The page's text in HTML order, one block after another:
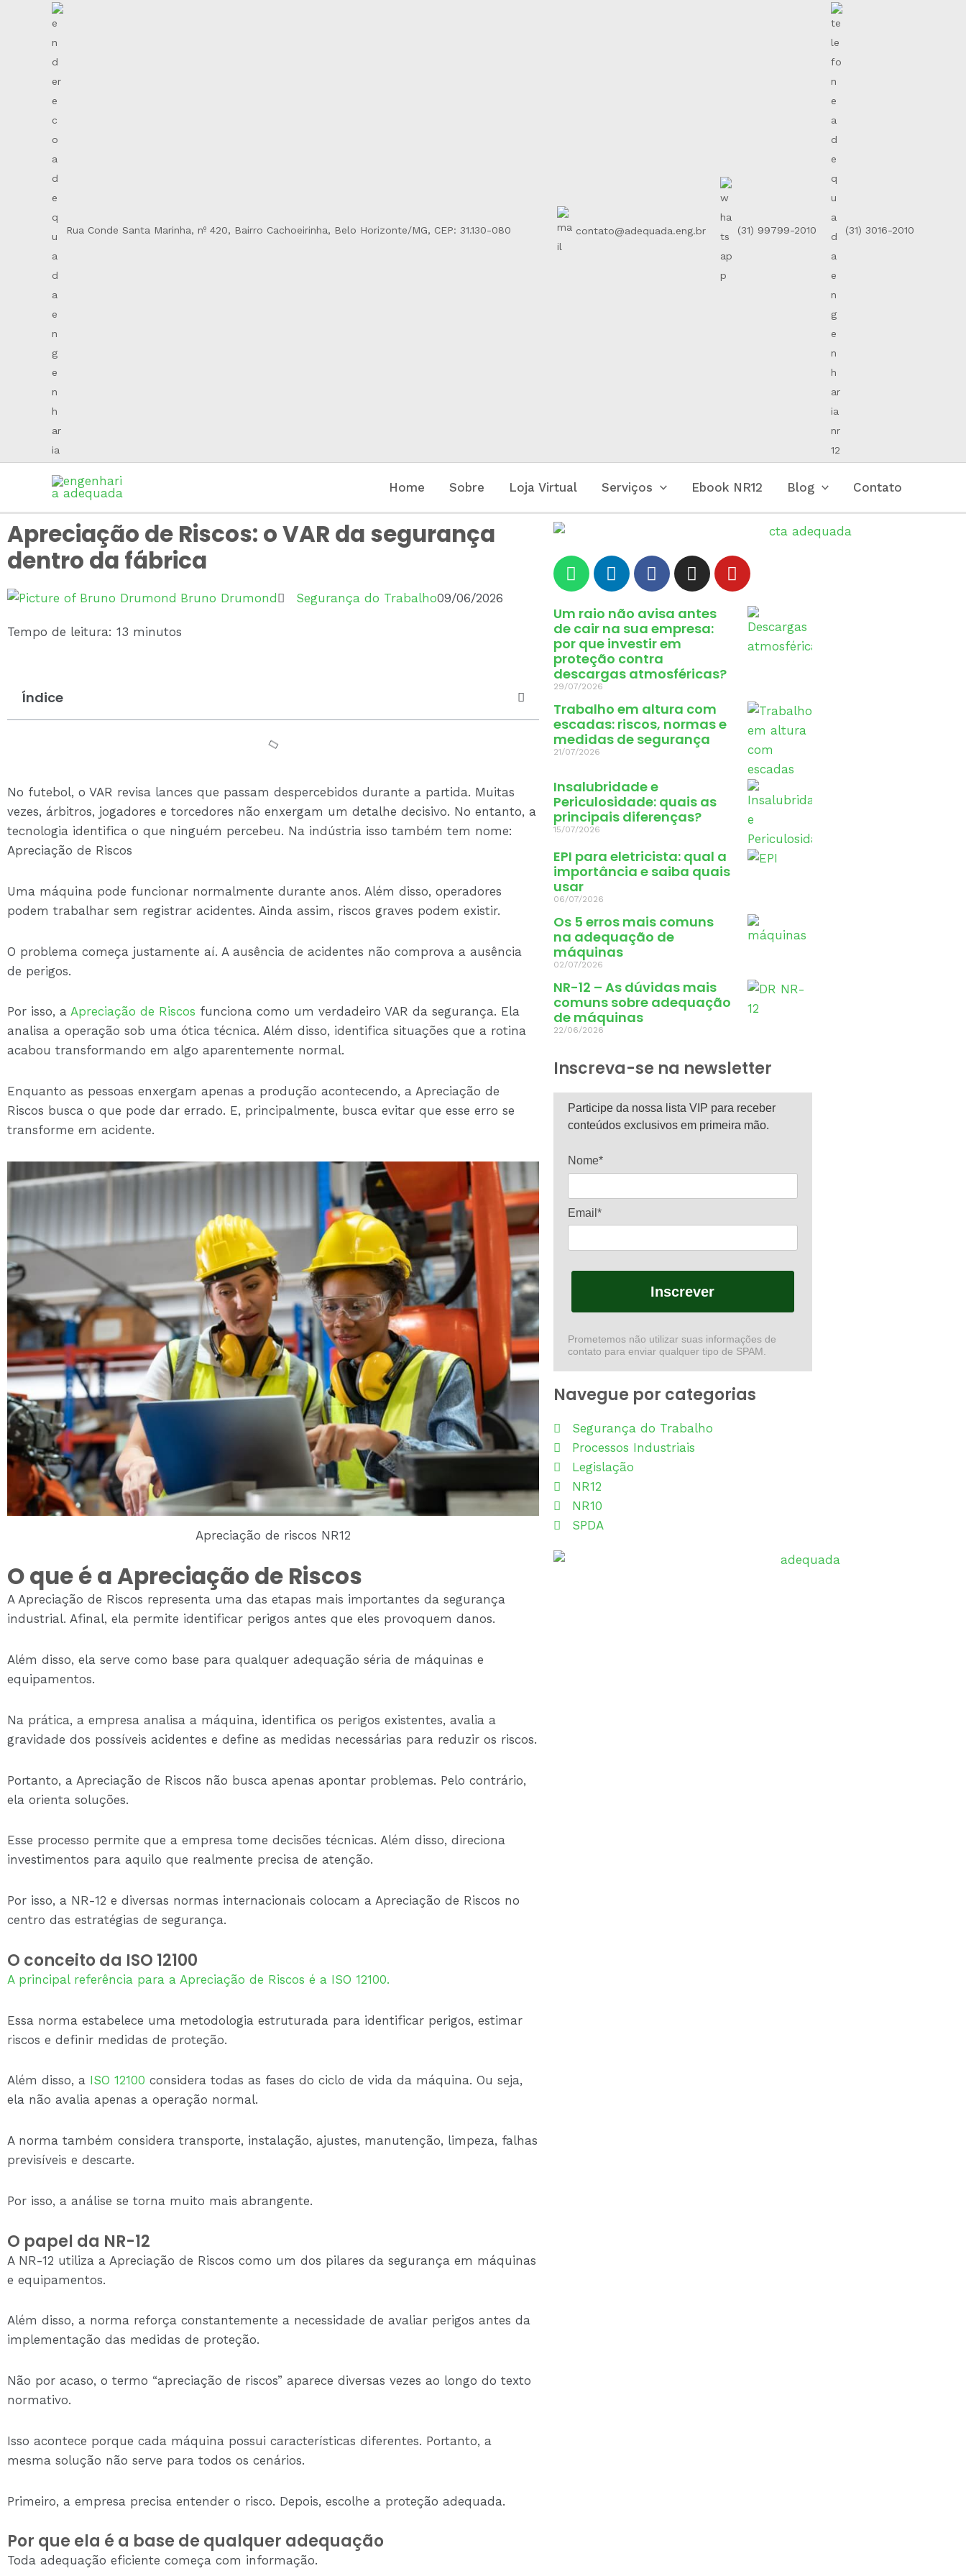
Rua Conde Santa Marinha, nº 420, Bairro Cachoeirinha, Belo Horizonte/MG, CEP: 31.130-080 contato@adequada.eng.br (31) 99799-2010 (31) 3016-2010
Home Sobre Loja Virtual Serviços Ebook NR12 Blog Contato
Apreciação de Riscos: o VAR da segurança
dentro da fábrica
Bruno Drumond Segurança do Trabalho09/06/2026
Tempo de leitura: 13 minutos
Índice
No futebol, o VAR revisa lances que passam despercebidos durante a partida. Muitas
vezes, árbitros, jogadores e torcedores não enxergam um detalhe decisivo. No entanto, a
tecnologia identifica o que ninguém percebeu. Na indústria isso também tem nome:
Apreciação de Riscos
Uma máquina pode funcionar normalmente durante anos. Além disso, operadores
podem trabalhar sem registrar acidentes. Ainda assim, riscos graves podem existir.
O problema começa justamente aí. A ausência de acidentes não comprova a ausência
de perigos.
Por isso, a Apreciação de Riscos funciona como um verdadeiro VAR da segurança. Ela
analisa a operação sob uma ótica técnica. Além disso, identifica situações que a rotina
acabou transformando em algo aparentemente normal.
Enquanto as pessoas enxergam apenas a produção acontecendo, a Apreciação de
Riscos busca o que pode dar errado. E, principalmente, busca evitar que esse erro se
transforme em acidente.
Apreciação de riscos NR12
O que é a Apreciação de Riscos
A Apreciação de Riscos representa uma das etapas mais importantes da segurança
industrial. Afinal, ela permite identificar perigos antes que eles provoquem danos.
Além disso, ela serve como base para qualquer adequação séria de máquinas e
equipamentos.
Na prática, a empresa analisa a máquina, identifica os perigos existentes, avalia a
gravidade dos possíveis acidentes e define as medidas necessárias para reduzir os riscos.
Portanto, a Apreciação de Riscos não busca apenas apontar problemas. Pelo contrário,
ela orienta soluções.
Esse processo permite que a empresa tome decisões técnicas. Além disso, direciona
investimentos para aquilo que realmente precisa de atenção.
Por isso, a NR-12 e diversas normas internacionais colocam a Apreciação de Riscos no
centro das estratégias de segurança.
O conceito da ISO 12100
A principal referência para a Apreciação de Riscos é a ISO 12100.
Essa norma estabelece uma metodologia estruturada para identificar perigos, estimar
riscos e definir medidas de proteção.
Além disso, a ISO 12100 considera todas as fases do ciclo de vida da máquina. Ou seja,
ela não avalia apenas a operação normal.
A norma também considera transporte, instalação, ajustes, manutenção, limpeza, falhas
previsíveis e descarte.
Por isso, a análise se torna muito mais abrangente.
O papel da NR-12
A NR-12 utiliza a Apreciação de Riscos como um dos pilares da segurança em máquinas
e equipamentos.
Além disso, a norma reforça constantemente a necessidade de avaliar perigos antes da
implementação das medidas de proteção.
Não por acaso, o termo “apreciação de riscos” aparece diversas vezes ao longo do texto
normativo.
Isso acontece porque cada máquina possui características diferentes. Portanto, a
mesma solução não serve para todos os cenários.
Primeiro, a empresa precisa entender o risco. Depois, escolhe a proteção adequada.
Por que ela é a base de qualquer adequação
Toda adequação eficiente começa com informação.
Um raio não avisa antes
de cair na sua empresa:
por que investir em
proteção contra
descargas atmosféricas?
29/07/2026
Trabalho em altura com
escadas: riscos, normas e
medidas de segurança
21/07/2026
Insalubridade e
Periculosidade: quais as
principais diferenças?
15/07/2026
EPI para eletricista: qual a
importância e saiba quais
usar
06/07/2026
Os 5 erros mais comuns
na adequação de
máquinas
02/07/2026
NR-12 – As dúvidas mais
comuns sobre adequação
de máquinas
22/06/2026
Inscreva-se na newsletter
Participe da nossa lista VIP para receber
conteúdos exclusivos em primeira mão.
Nome*
Email*
Inscrever
Prometemos não utilizar suas informações de
contato para enviar qualquer tipo de SPAM.
Navegue por categorias
Segurança do Trabalho
Processos Industriais
Legislação
NR12
NR10
SPDA